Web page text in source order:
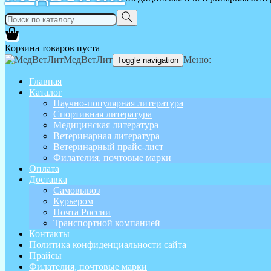
Корзина товаров пуста
МедВетЛит Toggle navigation Меню:
Главная
Каталог
Научно-популярная литература
Спортивная литература
Медицинская литература
Ветеринарная литература
Ветеринарный прайс-лист
Филателия, почтовые марки
Оплата
Доставка
Самовывоз
Курьером
Почта России
Транспортной компанией
Контакты
Политика конфиденциальности сайта
Прайсы
Филателия, почтовые марки